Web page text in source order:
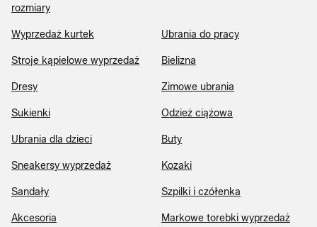
rozmiary
Wyprzedaż kurtek Ubrania do pracy
Stroje kąpielowe wyprzedaż Bielizna
Dresy Zimowe ubrania
Sukienki Odzież ciążowa
Ubrania dla dzieci Buty
Sneakersy wyprzedaż Kozaki
Sandały Szpilki i czółenka
Akcesoria Markowe torebki wyprzedaż